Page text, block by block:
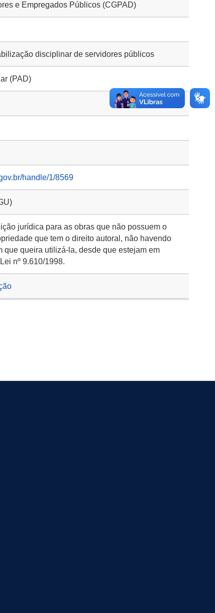
e Empregados Públicos (CGPAD)
disciplinar de servidores públicos
(PAD)
handle/1/8569
jurídica para as obras que não possuem o
que tem o direito autoral, não havendo
que queira utilizá-la, desde que estejam em
nº 9.610/1998.